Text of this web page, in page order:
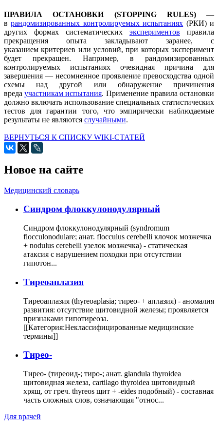
ПРАВИЛА ОСТАНОВКИ (STOPPING RULES)—
врандомизированных контролируемых испытаниях (РКИ) и
других формах систематических экспериментов правила
прекращения опыта закладывают заранее, с
указанием критериев или условий, при которых эксперимент
будет прекращен. Например, в рандомизированных
контролируемых испытаниях очевидная причина для
завершения — несомненное проявление превосходства одной
схемы над другой или обнаружение причинения
вредаучастникам испытания. Применение правила остановки
должно включать использование специальных статистических
тестов для гарантии того, что эмпирически наблюдаемые
результаты не являются случайными.
ВЕРНУТЬСЯ К СПИСКУ WIKI-СТАТЕЙ
Новое на сайте
Медицинский словарь
Cиндром флоккулонодулярный
Синдром флоккулонодулярный (syndromum
flocculonodulare; анат. flocculus cerebelli клочок мозжечка
+ nodulus cerebelli узелок мозжечка) - статическая
атаксия с нарушением походки при отсутствии
гипотон...
Тиреоаплазия
Тиреоаплазия (thyreoaplasia; тирео- + аплазия) - аномалия
развития: отсутствие щитовидной железы; проявляется
признаками гипотиреоза.
[[Категория:Неклассифицированные медицинские
термины]]
Тирео-
Тирео- (тиреоид-; тиро-; анат. glandula thyroidea
щитовидная железа, cartilago thyroidea щитовидный
хрящ, от греч. thyreos щит + -eides подобный) - составная
часть сложных слов, означающая "относ...
Для врачей